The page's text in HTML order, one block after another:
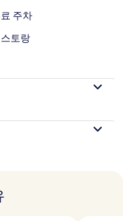
주차
토랑